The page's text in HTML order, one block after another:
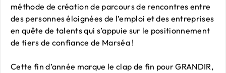
méthode de création de parcours de rencontres entre
des personnes éloignées de l’emploi et des entreprises
en quête de talents qui s’appuie sur le positionnement
de tiers de confiance de Marséa !
Cette fin d’année marque le clap de fin pour GRANDIR,